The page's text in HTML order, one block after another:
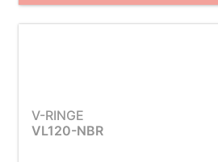
V-RINGE
VL120-NBR